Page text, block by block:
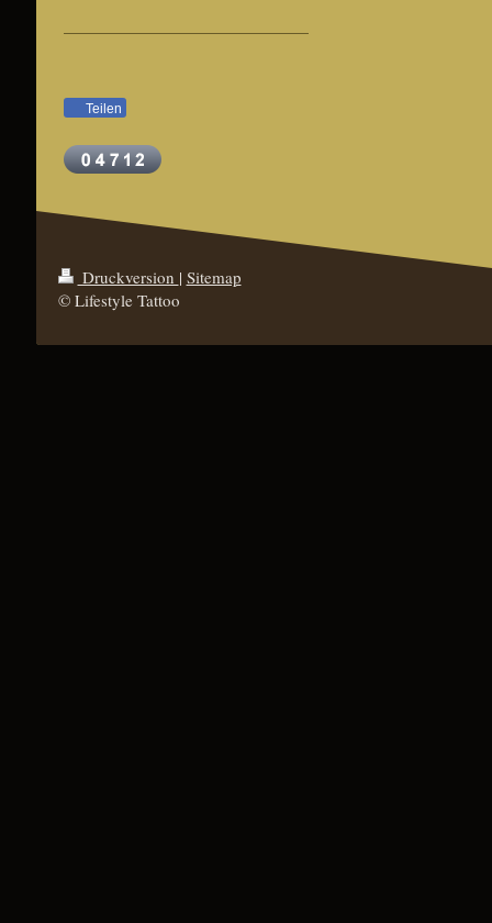
Teilen
Druckversion | Sitemap
© Lifestyle Tattoo